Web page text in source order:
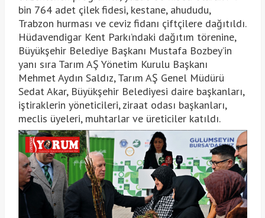
bin 764 adet çilek fidesi, kestane, ahududu,
Trabzon hurması ve ceviz fidanı çiftçilere dağıtıldı.
Hüdavendigar Kent Parkı’ndaki dağıtım törenine,
Büyükşehir Belediye Başkanı Mustafa Bozbey’in
yanı sıra Tarım AŞ Yönetim Kurulu Başkanı
Mehmet Aydın Saldız, Tarım AŞ Genel Müdürü
Sedat Akar, Büyükşehir Belediyesi daire başkanları,
iştiraklerin yöneticileri, ziraat odası başkanları,
meclis üyeleri, muhtarlar ve üreticiler katıldı.